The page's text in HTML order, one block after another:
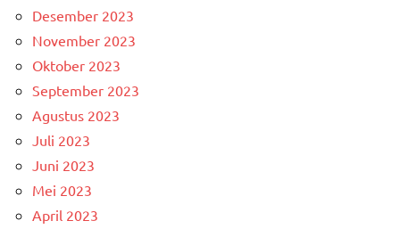
Desember 2023
November 2023
Oktober 2023
September 2023
Agustus 2023
Juli 2023
Juni 2023
Mei 2023
April 2023